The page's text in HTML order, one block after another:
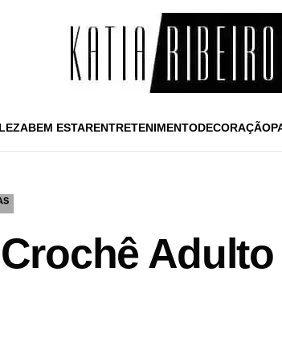
BEM ESTARENTRETENIMENTODECORAÇÃO